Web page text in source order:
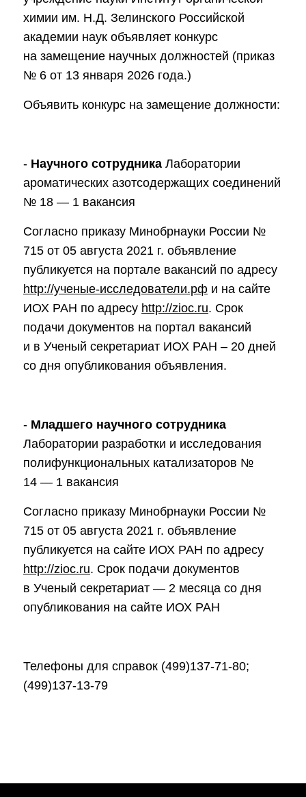
Совет молодых ученых
ИОХ РАН
Центр коллективного
пользования Института
органической химии
РАН (ЦКП ИОХ РАН)
Инфоресурсы
Профком
Документы
Основные направления
деятельности
Важнейшие
достижения института
Искусственный
интеллект (ИИ) в химии
Аддитивные
Электронная
микроскопия
Награды сотрудников
ИОХ РАН
Мероприятия
Журналы
химии им. Н.Д. Зелинского Российской
академии наук объявляет конкурс
на замещение научных должностей (приказ
№ 6 от 13 января 2026 года.)
Объявить конкурс на замещение должности:
- Научного сотрудника Лаборатории
ароматических азотсодержащих соединений
№ 18 — 1 вакансия
Согласно приказу Минобрнауки России №
715 от 05 августа 2021 г. объявление
публикуется на портале вакансий по адресу
http://ученые-исследователи.рф и на сайте
ИОХ РАН по адресу http://zioc.ru. Срок
подачи документов на портал вакансий
и в Ученый секретариат ИОХ РАН – 20 дней
со дня опубликования объявления.
- Младшего научного сотрудника
Лаборатории разработки и исследования
полифункциональных катализаторов №
14 — 1 вакансия
Согласно приказу Минобрнауки России №
715 от 05 августа 2021 г. объявление
публикуется на сайте ИОХ РАН по адресу
http://zioc.ru. Срок подачи документов
в Ученый секретариат — 2 месяца со дня
опубликования на сайте ИОХ РАН
Телефоны для справок (499)137-71-80;
(499)137-13-79